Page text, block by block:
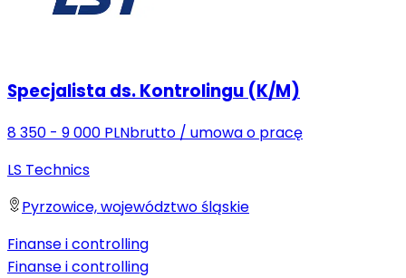
Specjalista ds. Kontrolingu (K/M)
8 350 - 9 000 PLNbrutto / umowa o pracę
LS Technics
Pyrzowice, województwo śląskie
Finanse i controlling
Finanse i controlling